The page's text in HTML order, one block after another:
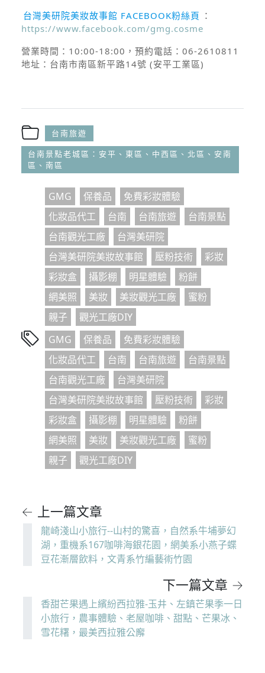
台灣美研院美妝故事館 FACEBOOK粉絲頁 ：
https://www.facebook.com/gmg.cosme
營業時間：10:00-18:00，預約電話：06-2610811
地址：台南市南區新平路14號 (安平工業區)
台南旅遊
台南景點老城區：安平、東區、中西區、北區、安南
區、南區
GMG 保養品
免費彩妝體驗
化妝品代工
台南 台南旅遊
台南景點
台南觀光工廠
台灣美研院
台灣美研院美妝故事館
壓粉技術
彩妝
彩妝盒
攝影棚 明星體驗
粉餅
網美照
美妝 美妝觀光工廠
蜜粉
親子
觀光工廠DIY
GMG
保養品
免費彩妝體驗
化妝品代工
台南 台南旅遊
台南景點
台南觀光工廠
台灣美研院
台灣美研院美妝故事館
壓粉技術
彩妝
彩妝盒
攝影棚 明星體驗
粉餅
網美照
美妝 美妝觀光工廠
蜜粉
親子
觀光工廠DIY
← 上一篇文章
龍崎淺山小旅行--山村的驚喜，自然系牛埔夢幻
湖，重機系167咖啡海銀花園，網美系小燕子蝶
豆花漸層飲料，文青系竹編藝術竹園
下一篇文章 →
香甜芒果遇上繽紛西拉雅-玉井、左鎮芒果季一日
小旅行，農事體驗、老屋咖啡、甜點、芒果冰、
雪花糬，最美西拉雅公廨